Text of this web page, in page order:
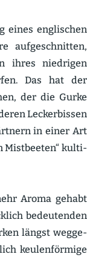
eines engli­schen
aufge­schnitten,
ihres niedrigen
Das hat der
der die Gurke
Lecker­bissen
in einer Art
Mistbeeten“ kulti­
Aroma gehabt
bedeu­tenden
längst wegge­
keulen­förmige